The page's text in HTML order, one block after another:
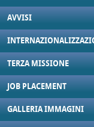
AVVISI
TERZA MISSIONE
JOB PLACEMENT
GALLERIA IMMAGINI